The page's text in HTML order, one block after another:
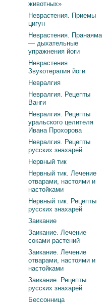
животных»
Неврастения. Приемы
цигун
Неврастения. Пранаяма
— дыхательные
упражнения йоги
Неврастения.
Звукотерапия йоги
Невралгия
Невралгия. Рецепты
Ванги
Невралгия. Рецепты
уральского целителя
Ивана Прохорова
Невралгия. Рецепты
русских знахарей
Нервный тик
Нервный тик. Лечение
отварами, настоями и
настойками
Нервный тик. Рецепты
русских знахарей
Заикание
Заикание. Лечение
соками растений
Заикание. Лечение
отварами, настоями и
настойками
Заикание. Рецепты
русских знахарей
Бессонница